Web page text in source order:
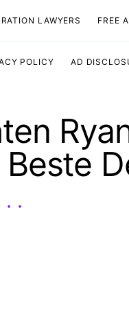
LAWYERS FREE
POLICY AD